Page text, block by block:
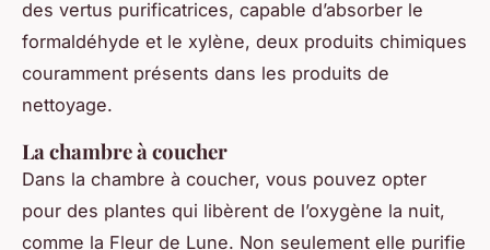
des vertus purificatrices, capable d’absorber le
formaldéhyde et le xylène, deux produits chimiques
couramment présents dans les produits de
nettoyage.
La chambre à coucher
Dans la chambre à coucher, vous pouvez opter
pour des plantes qui libèrent de l’oxygène la nuit,
comme la Fleur de Lune. Non seulement elle purifie